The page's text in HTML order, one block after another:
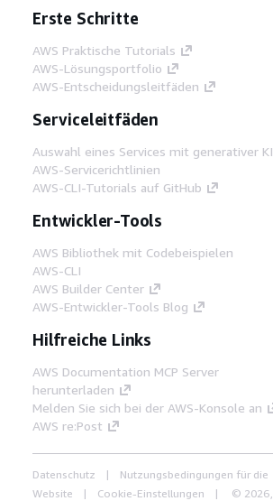
Erste Schritte
AWS Praktische Tutorials
AWS-Lösungsportfolio
AWS-Entscheidungsleitfäden
Serviceleitfäden
Auswahl eines Services mit generativer KI
AWS-Servicerichtlinien
AWS-CLI-Tutorials auf GitHub
Entwickler-Tools
AWS Bibliothek mit Codebeispielen
AWS-CLI
AWS Builder Center
AWS-Entwickler-Tools Blog
Hilfreiche Links
AWS Documentation MCP Server
herunterladen
Melden Sie sich bei der AWS-Konsole an
AWS re:Post
Datenschutz
Nutzungsbedingungen für die
Website
Cookie-Einstellungen
© 2026,